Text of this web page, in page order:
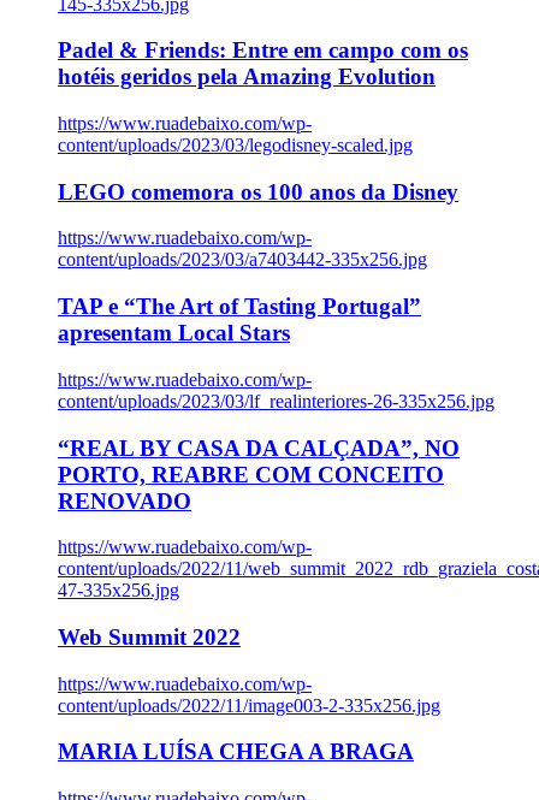
Padel & Friends: Entre em campo com os
hotéis geridos pela Amazing Evolution
https://www.ruadebaixo.com/wp-
content/uploads/2023/03/legodisney-scaled.jpg
LEGO comemora os 100 anos da Disney
https://www.ruadebaixo.com/wp-
content/uploads/2023/03/a7403442-335x256.jpg
TAP e “The Art of Tasting Portugal”
apresentam Local Stars
https://www.ruadebaixo.com/wp-
content/uploads/2023/03/lf_realinteriores-26-335x256.jpg
“REAL BY CASA DA CALÇADA”, NO
PORTO, REABRE COM CONCEITO
RENOVADO
https://www.ruadebaixo.com/wp-
content/uploads/2022/11/
47-335x256.jpg
Web Summit 2022
https://www.ruadebaixo.com/wp-
content/uploads/2022/11/image003-2-335x256.jpg
MARIA LUÍSA CHEGA A BRAGA